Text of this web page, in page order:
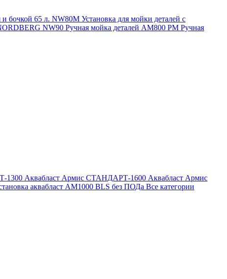
и бочкой 65 л. NW80M Установка для мойки деталей с
NW90 Ручная мойка деталей АМ800 РМ Ручная
1300 Аквабласт Армис СТАНДАРТ-1600 Аквабласт Армис
аквабласт AM1000 BLS без ПОДа Все категории